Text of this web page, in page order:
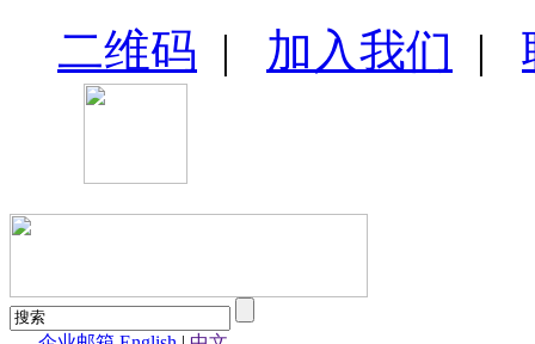
二维码 | 加入我们 |